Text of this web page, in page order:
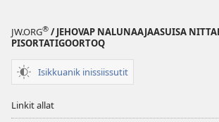
JW.ORG® / JEHOVAP NALUNAAJAASUISA
PISORTATIGOORTOQ
Isikkuanik inissiissutit
Linkit allat